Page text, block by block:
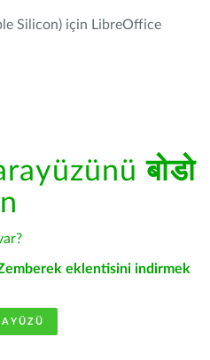
Silicon) için LibreOffice
बोडो
eklentisini indirmek